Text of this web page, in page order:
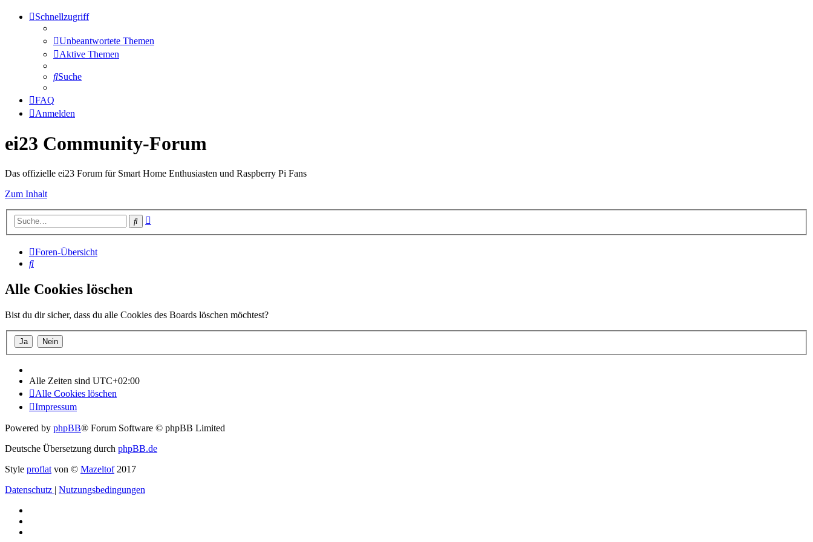
Schnellzugriff
Unbeantwortete Themen
Aktive Themen
Suche
FAQ
Anmelden
ei23 Community-Forum
Das offizielle ei23 Forum für Smart Home Enthusiasten und Raspberry Pi Fans
Zum Inhalt
Suche
Foren-Übersicht
Suche
Alle Cookies löschen
Bist du dir sicher, dass du alle Cookies des Boards löschen möchtest?
Alle Zeiten sind UTC+02:00
Alle Cookies löschen
Impressum
Powered by phpBB® Forum Software © phpBB Limited
Deutsche Übersetzung durch phpBB.de
Style proflat von © Mazeltof2017
Datenschutz | Nutzungsbedingungen